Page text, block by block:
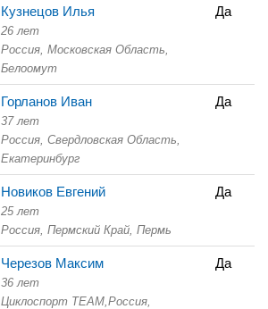
Кузнецов Илья
26 лет
Россия, Московская Область,
Белоомут
Да
Горланов Иван
37 лет
Россия, Свердловская Область,
Екатеринбург
Да
Новиков Евгений
25 лет
Россия, Пермский Край, Пермь
Да
Черезов Максим
36 лет
Циклоспорт TEAM, Россия,
Да